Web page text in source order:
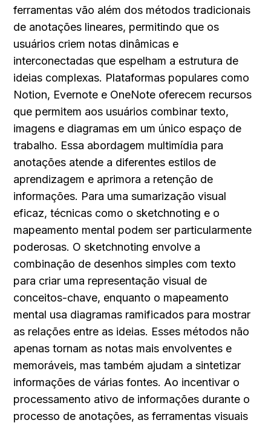
ferramentas vão além dos métodos tradicionais
de anotações lineares, permitindo que os
usuários criem notas dinâmicas e
interconectadas que espelham a estrutura de
ideias complexas. Plataformas populares como
Notion, Evernote e OneNote oferecem recursos
que permitem aos usuários combinar texto,
imagens e diagramas em um único espaço de
trabalho. Essa abordagem multimídia para
anotações atende a diferentes estilos de
aprendizagem e aprimora a retenção de
informações. Para uma sumarização visual
eficaz, técnicas como o sketchnoting e o
mapeamento mental podem ser particularmente
poderosas. O sketchnoting envolve a
combinação de desenhos simples com texto
para criar uma representação visual de
conceitos-chave, enquanto o mapeamento
mental usa diagramas ramificados para mostrar
as relações entre as ideias. Esses métodos não
apenas tornam as notas mais envolventes e
memoráveis, mas também ajudam a sintetizar
informações de várias fontes. Ao incentivar o
processamento ativo de informações durante o
processo de anotações, as ferramentas visuais